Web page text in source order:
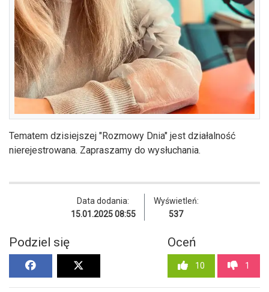
Tematem dzisiejszej "Rozmowy Dnia" jest działalność
nierejestrowana. Zapraszamy do wysłuchania.
Data dodania:
15.01.2025 08:55
Wyświetleń:
537
Podziel się Oceń
10 1